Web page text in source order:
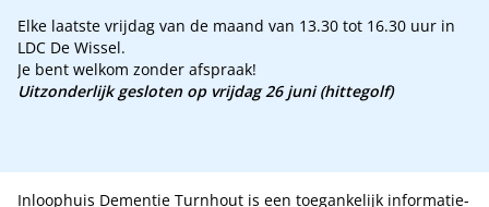
Elke laatste vrijdag van de maand van 13.30 tot 16.30 uur in
LDC De Wissel.
Je bent welkom zonder afspraak!
Uitzonderlijk gesloten op vrijdag 26 juni (hittegolf)
Inloophuis Dementie Turnhout is een toegankelijk informatie-